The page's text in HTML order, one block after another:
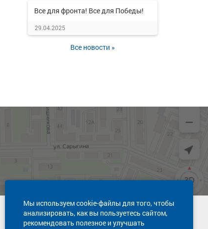
Все для фронта! Все для Победы!
29.04.2025
Все новости »
Мы используем cookie-файлы для того, чтобы
анализировать, как вы пользуетесь сайтом,
рекомендовать полезное и улучшать
Техническая поддержка сайта